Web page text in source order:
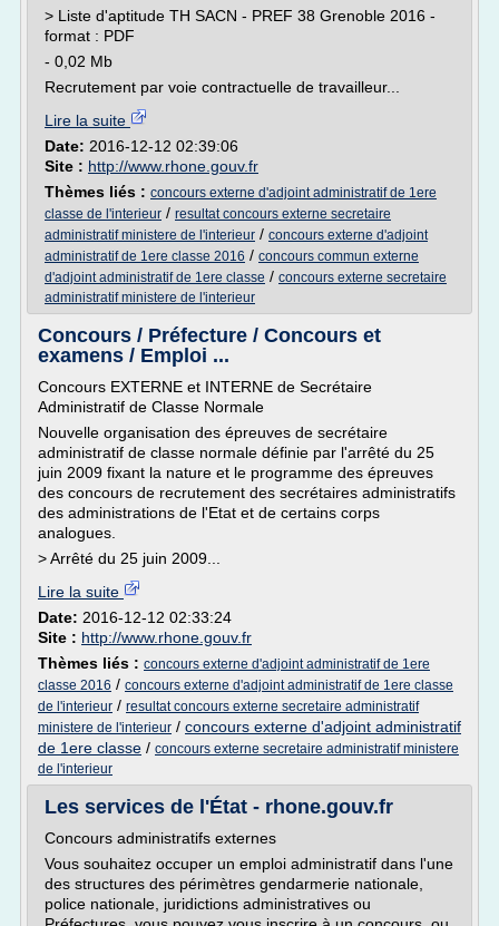
> Liste d'aptitude TH SACN - PREF 38 Grenoble 2016 -
format : PDF
- 0,02 Mb
Recrutement par voie contractuelle de travailleur...
Lire la suite
Date: 2016-12-12 02:39:06
Site : http://www.rhone.gouv.fr
Thèmes liés : concours externe d'adjoint administratif de 1ere
classe de l'interieur / resultat concours externe secretaire
administratif ministere de l'interieur / concours externe d'adjoint
administratif de 1ere classe 2016 / concours commun externe
d'adjoint administratif de 1ere classe / concours externe secretaire
administratif ministere de l'interieur
Concours / Préfecture / Concours et
examens / Emploi ...
Concours EXTERNE et INTERNE de Secrétaire
Administratif de Classe Normale
Nouvelle organisation des épreuves de secrétaire
administratif de classe normale définie par l'arrêté du 25
juin 2009 fixant la nature et le programme des épreuves
des concours de recrutement des secrétaires administratifs
des administrations de l'Etat et de certains corps
analogues.
> Arrêté du 25 juin 2009...
Lire la suite
Date: 2016-12-12 02:33:24
Site : http://www.rhone.gouv.fr
Thèmes liés : concours externe d'adjoint administratif de 1ere
classe 2016 / concours externe d'adjoint administratif de 1ere classe
de l'interieur / resultat concours externe secretaire administratif
ministere de l'interieur / concours externe d'adjoint administratif
de 1ere classe / concours externe secretaire administratif ministere
de l'interieur
Les services de l'État - rhone.gouv.fr
Concours administratifs externes
Vous souhaitez occuper un emploi administratif dans l'une
des structures des périmètres gendarmerie nationale,
police nationale, juridictions administratives ou